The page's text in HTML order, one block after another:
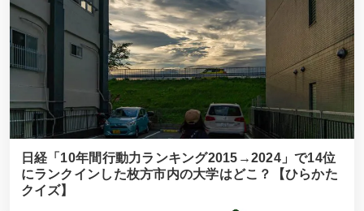
日経「10年間行動力ランキング2015→2024」で14位
にランクインした枚方市内の大学はどこ？【ひらかた
クイズ】